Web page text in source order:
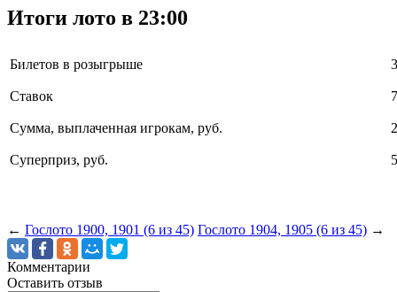
Итоги лото в 23:00
Билетов в розыгрыше
Ставок
Сумма, выплаченная игрокам, руб.
Суперприз, руб.
← Гослото 1900, 1901 (6 из 45) Гослото 1904, 1905 (6 из 45) →
Комментарии
Оставить отзыв